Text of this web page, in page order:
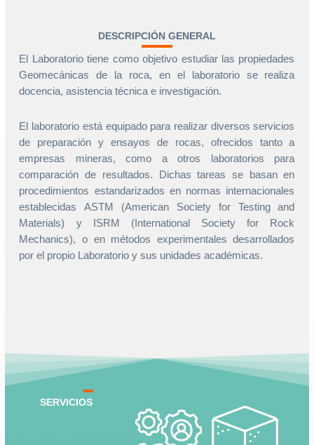
DESCRIPCIÓN GENERAL
El Laboratorio tiene como objetivo estudiar las propiedades
Geomecánicas de la roca, en el laboratorio se realiza
docencia, asistencia técnica e investigación.
El laboratorio está equipado para realizar diversos servicios
de preparación y ensayos de rocas, ofrecidos tanto a
empresas mineras, como a otros laboratorios para
comparación de resultados. Dichas tareas se basan en
procedimientos estandarizados en normas internacionales
establecidas ASTM (American Society for Testing and
Materials) y ISRM (International Society for Rock
Mechanics), o en métodos experimentales desarrollados
por el propio Laboratorio y sus unidades académicas.
SERVICIOS